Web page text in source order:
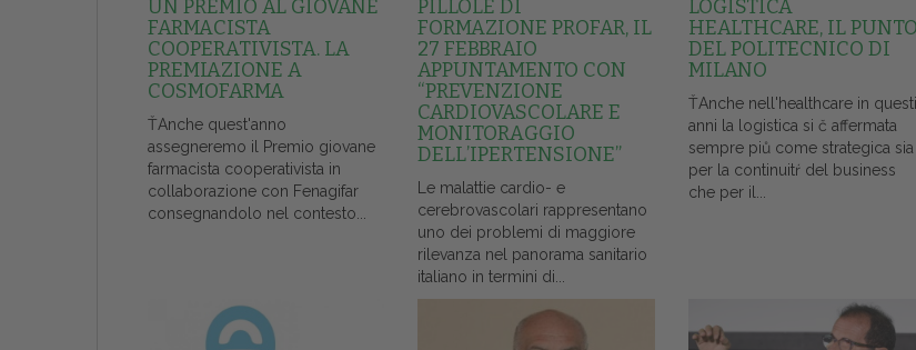
UN PREMIO AL GIOVANE
FARMACISTA
COOPERATIVISTA. LA
PREMIAZIONE A
COSMOFARMA
ŤAnche quest'anno
assegneremo il Premio giovane
farmacista cooperativista in
collaborazione con Fenagifar
consegnandolo nel contesto...
PILLOLE DI
FORMAZIONE PROFAR, IL
27 FEBBRAIO
APPUNTAMENTO CON
“PREVENZIONE
CARDIOVASCOLARE E
MONITORAGGIO
DELL’IPERTENSIONE”
Le malattie cardio- e
cerebrovascolari rappresentano
uno dei problemi di maggiore
rilevanza nel panorama sanitario
italiano in termini di...
LOGISTICA
HEALTHCARE, IL PUNTO
DEL POLITECNICO DI
MILANO
ŤAnche nell'healthcare in questi
anni la logistica si č affermata
sempre piů come strategica sia
per la continuitŕ del business
che per il...